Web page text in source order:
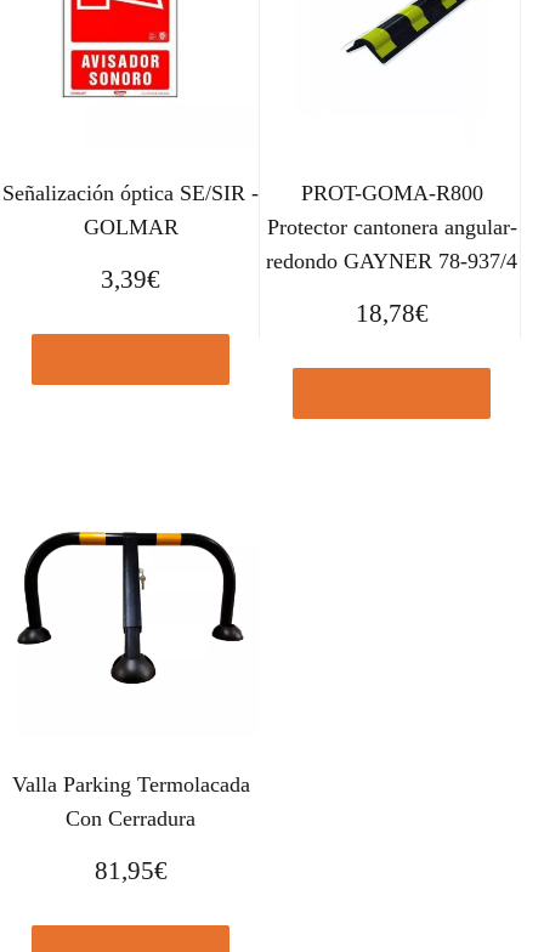
Señalización óptica SE/SIR -
GOLMAR
3,39€
PROT-GOMA-R800
Protector cantonera angular-
redondo GAYNER 78-937/4
18,78€
Valla Parking Termolacada
Con Cerradura
81,95€